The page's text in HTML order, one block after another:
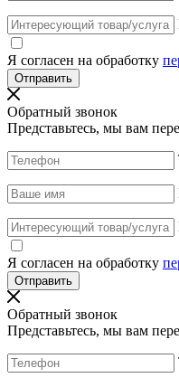
Я согласен на обработку
Обратный звонок
Представьтесь, мы вам
Я согласен на обработку
Обратный звонок
Представьтесь, мы вам